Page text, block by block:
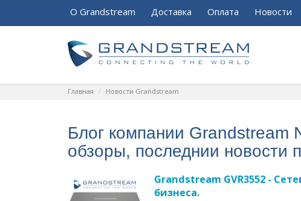
О Grandstream Доставка Оплата Новости
Главная Новости Grandstream
Блог компании Grandstream
обзоры, последнии новости
Grandstream GVR3552 -
бизнеса.